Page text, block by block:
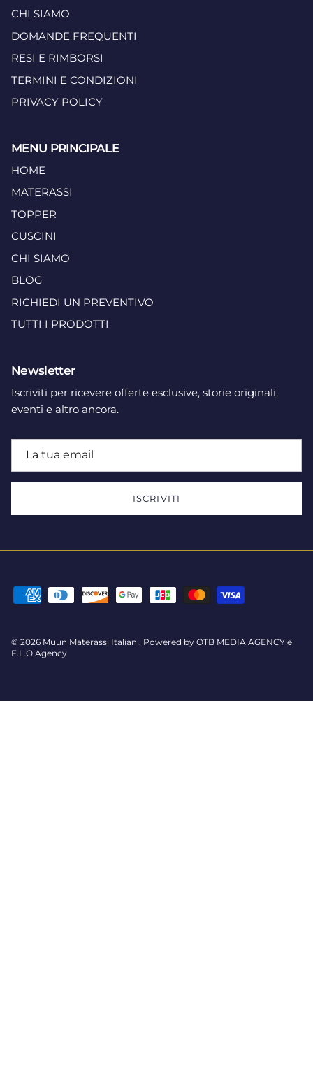
CHI SIAMO
DOMANDE FREQUENTI
RESI E RIMBORSI
TERMINI E CONDIZIONI
PRIVACY POLICY
MENU PRINCIPALE
HOME
MATERASSI
TOPPER
CUSCINI
CHI SIAMO
BLOG
RICHIEDI UN PREVENTIVO
TUTTI I PRODOTTI
Newsletter
Iscriviti per ricevere offerte esclusive, storie originali,
eventi e altro ancora.
ISCRIVITI
© 2026 Muun Materassi Italiani. Powered by OTB MEDIA AGENCY e
F.L.O Agency